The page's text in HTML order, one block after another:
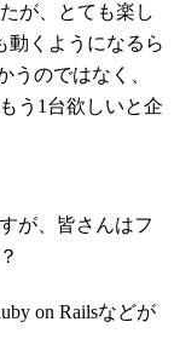
が、とても楽し
動くようになるら
うのではなく、
う1台欲しいと企
が、皆さんはフ
on Railsなどが